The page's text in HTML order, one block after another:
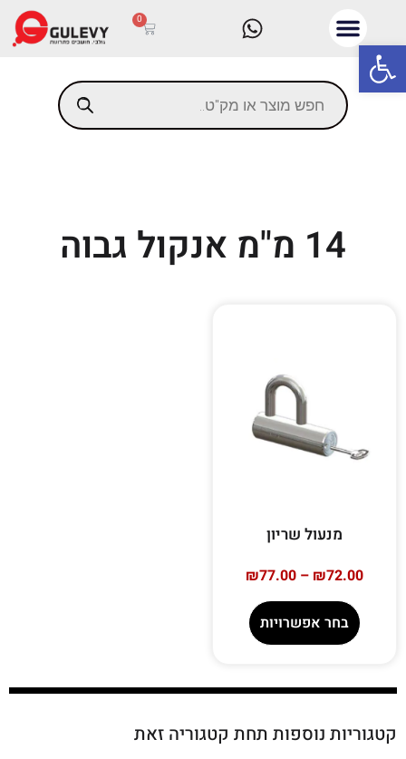
פתח סרגל נגישות
0
14 מ"מ אנקול גבוה
מנעול שריון
₪72.00
–
₪77.00
בחר אפשרויות
קטגוריות נוספות תחת קטגוריה זאת